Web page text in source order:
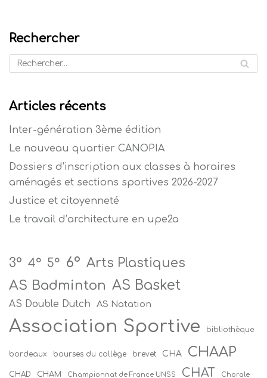
Rechercher
Articles récents
Inter-génération 3ème édition
Le nouveau quartier CANOPIA
Dossiers d’inscription aux classes à horaires
aménagés et sections sportives 2026-2027
Justice et citoyenneté
Le travail d’architecture en upe2a
3° 4° 5° 6° Arts Plastiques
AS Badminton AS Basket
AS Double Dutch AS Natation
Association Sportive bibliothèque
bordeaux bourses du collège brevet CHA CHAAP
CHAD CHAM Championnat de France UNSS CHAT Chorale